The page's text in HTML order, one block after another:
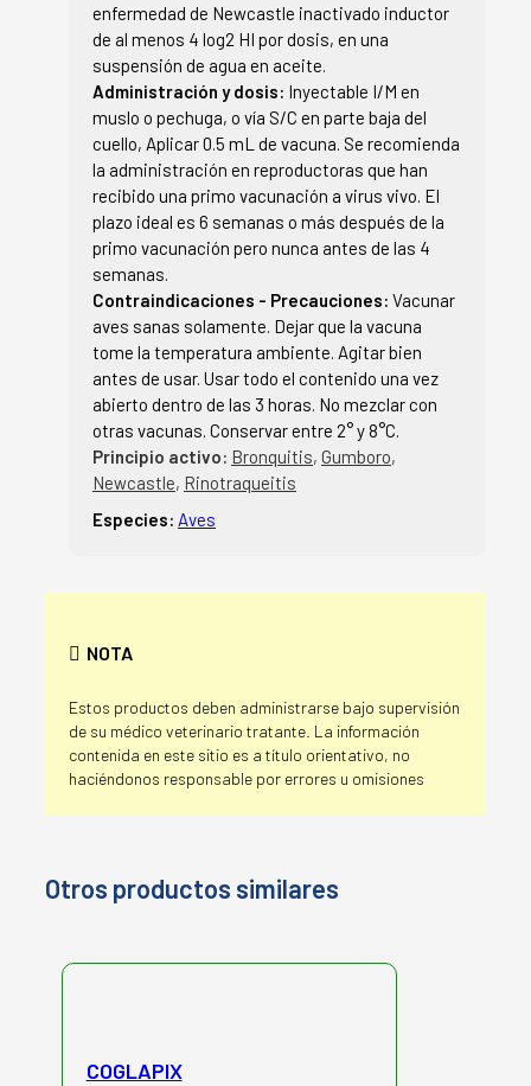
enfermedad de Newcastle inactivado inductor
de al menos 4 log2 HI por dosis, en una
suspensión de agua en aceite.
Administración y dosis: Inyectable I/M en
muslo o pechuga, o vía S/C en parte baja del
cuello, Aplicar 0.5 mL de vacuna. Se recomienda
la administración en reproductoras que han
recibido una primo vacunación a virus vivo. El
plazo ideal es 6 semanas o más después de la
primo vacunación pero nunca antes de las 4
semanas.
Contraindicaciones - Precauciones: Vacunar
aves sanas solamente. Dejar que la vacuna
tome la temperatura ambiente. Agitar bien
antes de usar. Usar todo el contenido una vez
abierto dentro de las 3 horas. No mezclar con
otras vacunas. Conservar entre 2° y 8°C.
Principio activo: Bronquitis, Gumboro,
Newcastle, Rinotraqueitis
Especies: Aves
NOTA
Estos productos deben administrarse bajo supervisión
de su médico veterinario tratante. La información
contenida en este sitio es a título orientativo, no
haciéndonos responsable por errores u omisiones
Otros productos similares
COGLAPIX